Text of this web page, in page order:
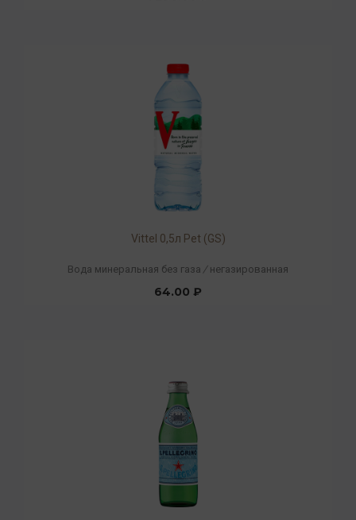
Vittel 0,5л Pet (GS)
Вода минеральная без газа / негазированная
64.00 ₽